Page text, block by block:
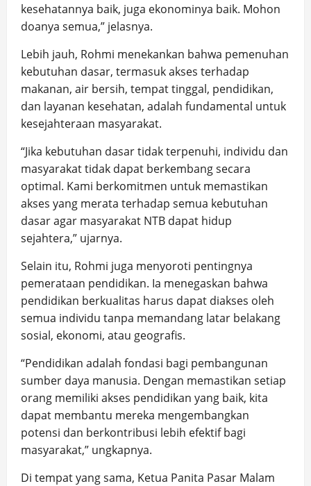
kesehatannya baik, juga ekonominya baik. Mohon
doanya semua,” jelasnya.
Lebih jauh, Rohmi menekankan bahwa pemenuhan
kebutuhan dasar, termasuk akses terhadap
makanan, air bersih, tempat tinggal, pendidikan,
dan layanan kesehatan, adalah fundamental untuk
kesejahteraan masyarakat.
“Jika kebutuhan dasar tidak terpenuhi, individu dan
masyarakat tidak dapat berkembang secara
optimal. Kami berkomitmen untuk memastikan
akses yang merata terhadap semua kebutuhan
dasar agar masyarakat NTB dapat hidup
sejahtera,” ujarnya.
Selain itu, Rohmi juga menyoroti pentingnya
pemerataan pendidikan. Ia menegaskan bahwa
pendidikan berkualitas harus dapat diakses oleh
semua individu tanpa memandang latar belakang
sosial, ekonomi, atau geografis.
“Pendidikan adalah fondasi bagi pembangunan
sumber daya manusia. Dengan memastikan setiap
orang memiliki akses pendidikan yang baik, kita
dapat membantu mereka mengembangkan
potensi dan berkontribusi lebih efektif bagi
masyarakat,” ungkapnya.
Di tempat yang sama, Ketua Panita Pasar Malam